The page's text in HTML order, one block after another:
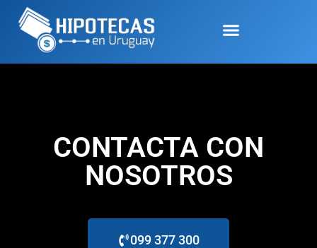
CONTACTA CON
NOSOTROS
099 377 300